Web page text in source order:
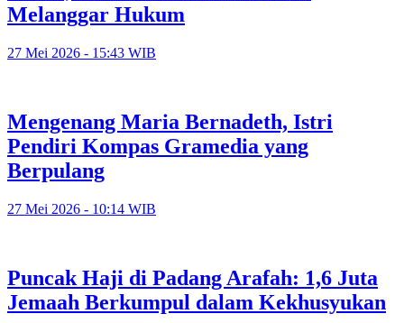
Melanggar Hukum
27 Mei 2026 - 15:43 WIB
Mengenang Maria Bernadeth, Istri
Pendiri Kompas Gramedia yang
Berpulang
27 Mei 2026 - 10:14 WIB
Puncak Haji di Padang Arafah: 1,6 Juta
Jemaah Berkumpul dalam Kekhusyukan